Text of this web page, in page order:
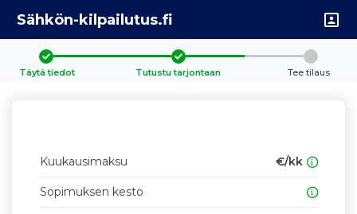
Sähkön-kilpailutus.fi
Täytä tiedot Tutustu tarjontaan Tee tilaus
Kuukausimaksu €/kk
Sopimuksen kesto